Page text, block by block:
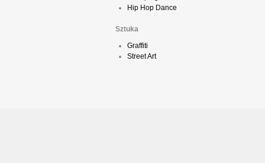
Hip Hop Dance
Sztuka
Graffiti
Street Art